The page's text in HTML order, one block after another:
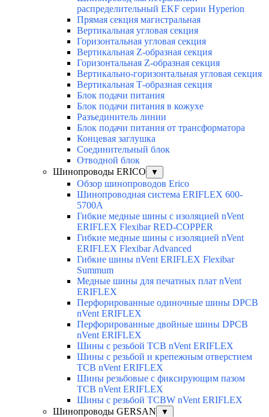
распределительный EKF серии Hyperion
Прямая секция магистральная
Вертикальная угловая секция
Горизонтальная угловая секция
Вертикальная Z-образная секция
Горизонтальная Z-образная секция
Вертикально-горизонтальная угловая секция
Вертикальная Т-образная секция
Блок подачи питания
Блок подачи питания в кожухе
Разъединитель линии
Блок подачи питания от трансформатора
Концевая заглушка
Соединительный блок
Отводной блок
Шинопроводы ERICO
▼
Обзор шинопроводов Erico
Шинопроводная система ERIFLEX 600-
5700A
Гибкие медные шины с изоляцией nVent
ERIFLEX Flexibar RED-COPPER
Гибкие медные шины с изоляцией nVent
ERIFLEX Flexibar Advanced
Гибкие шины nVent ERIFLEX Flexibar
Summum
Медные шины для печатных плат nVent
ERIFLEX
Перфорированные одиночные шины DPCB
nVent ERIFLEX
Перфорированные двойные шины DPCB
nVent ERIFLEX
Шины с резьбой TCB nVent ERIFLEX
Шины с резьбой и крепежным отверстием
TCB nVent ERIFLEX
Шины резьбовые с фиксирующим пазом
TCB nVent ERIFLEX
Шины с резьбой TCBW nVent ERIFLEX
Шинопроводы GERSAN
▼